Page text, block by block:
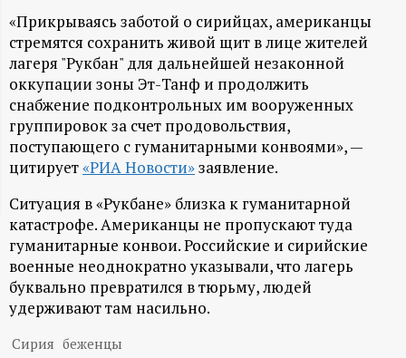
ф
о
р
м
а
ц
и
о
«Прикрываясь заботой о сирийцах, американцы
стремятся сохранить живой щит в лице жителей
лагеря "Рукбан" для дальнейшей незаконной
оккупации зоны Эт-Танф и продолжить
снабжение подконтрольных им вооруженных
группировок за счет продовольствия,
поступающего с гуманитарными конвоями», —
цитирует«РИА Новости»заявление.
Ситуация в «Рукбане» близка к гуманитарной
катастрофе. Американцы не пропускают туда
гуманитарные конвои. Российские и сирийские
военные неоднократно указывали, что лагерь
буквально превратился в тюрьму, людей
удерживают там насильно.
Сирия беженцы